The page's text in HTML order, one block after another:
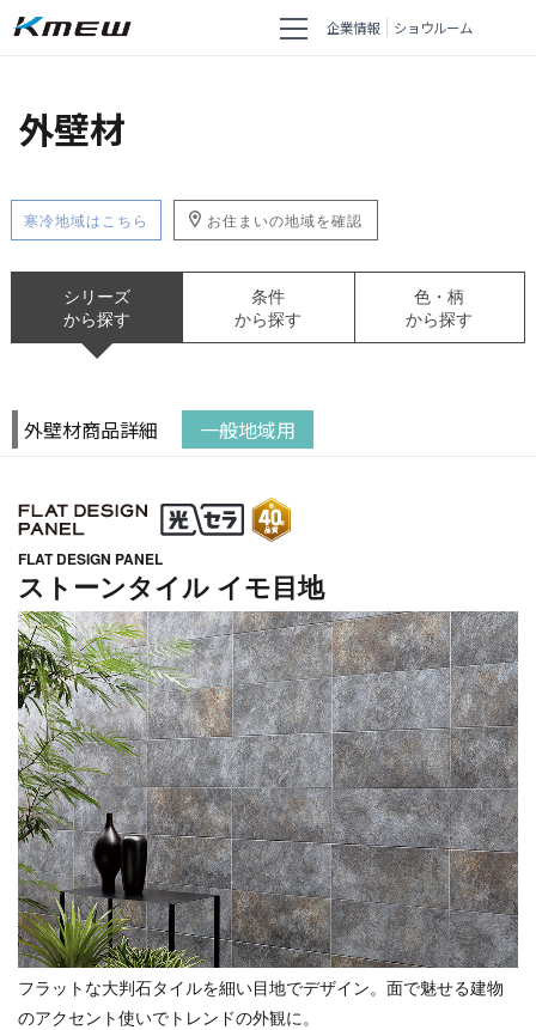
企業情報 ショウルーム
外壁材
寒冷地域はこちら お住まいの地域を確認
シリーズ
から探す
条件
から探す
色・柄
から探す
外壁材商品詳細 一般地域用
FLAT DESIGN PANEL
ストーンタイル イモ目地
フラットな大判石タイルを細い目地でデザイン。面で魅せる建物
のアクセント使いでトレンドの外観に。